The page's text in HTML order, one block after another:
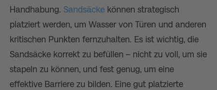
Handhabung. Sandsäcke können strategisch
platziert werden, um Wasser von Türen und anderen
kritischen Punkten fernzuhalten. Es ist wichtig, die
Sandsäcke korrekt zu befüllen – nicht zu voll, um sie
stapeln zu können, und fest genug, um eine
effektive Barriere zu bilden. Eine gut platzierte